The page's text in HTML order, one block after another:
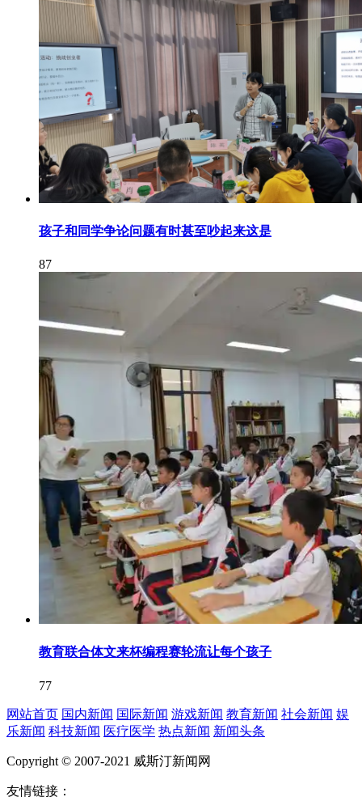
孩子和同学争论问题有时甚至吵起来这是
87
教育联合体文来杯编程赛轮流让每个孩子
77
网站首页 国内新闻 国际新闻 游戏新闻 教育新闻 社会新闻 娱
乐新闻 科技新闻 医疗医学 热点新闻 新闻头条
Copyright © 2007-2021 威斯汀新闻网
友情链接：